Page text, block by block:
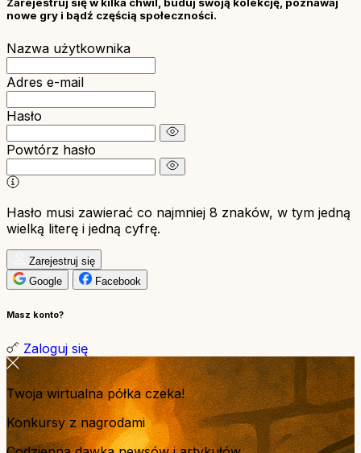
Zarejestruj się w kilka chwil, buduj swoją kolekcję, poznawaj
nowe gry i bądź częścią społeczności.
Nazwa użytkownika
Adres e-mail
Hasło
Powtórz hasło
Hasło musi zawierać co najmniej 8 znaków, w tym jedną
wielką literę i jedną cyfrę.
Zarejestruj się
Google
Facebook
Masz konto?
Zaloguj się
Twoja wirtualna półka czeka!
Konkursy z nagrodami